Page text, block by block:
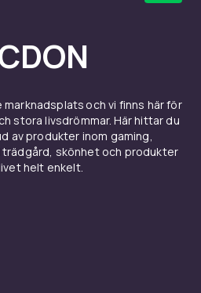
marknadsplats och vi finns här för
stora livsdrömmar. Här hittar du
av produkter inom gaming,
skönhet och produkter
helt enkelt.